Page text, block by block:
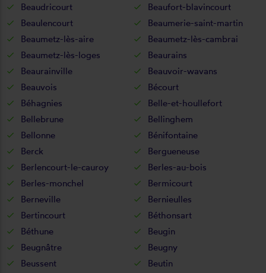
Beaudricourt
Beaufort-blavincourt
Beaulencourt
Beaumerie-saint-martin
Beaumetz-lès-aire
Beaumetz-lès-cambrai
Beaumetz-lès-loges
Beaurains
Beaurainville
Beauvoir-wavans
Beauvois
Bécourt
Béhagnies
Belle-et-houllefort
Bellebrune
Bellinghem
Bellonne
Bénifontaine
Berck
Bergueneuse
Berlencourt-le-cauroy
Berles-au-bois
Berles-monchel
Bermicourt
Berneville
Bernieulles
Bertincourt
Béthonsart
Béthune
Beugin
Beugnâtre
Beugny
Beussent
Beutin